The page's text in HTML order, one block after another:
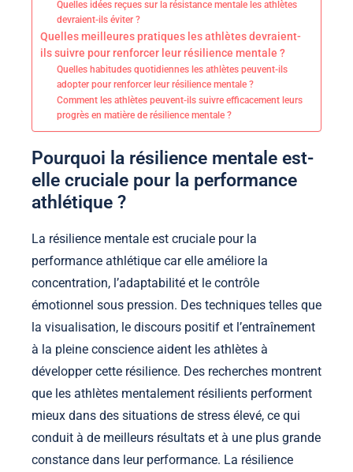
Quelles idées reçues sur la résistance mentale les athlètes
devraient-ils éviter ?
Quelles meilleures pratiques les athlètes devraient-
ils suivre pour renforcer leur résilience mentale ?
Quelles habitudes quotidiennes les athlètes peuvent-ils
adopter pour renforcer leur résilience mentale ?
Comment les athlètes peuvent-ils suivre efficacement leurs
progrès en matière de résilience mentale ?
Pourquoi la résilience mentale est-
elle cruciale pour la performance
athlétique ?
La résilience mentale est cruciale pour la
performance athlétique car elle améliore la
concentration, l’adaptabilité et le contrôle
émotionnel sous pression. Des techniques telles que
la visualisation, le discours positif et l’entraînement
à la pleine conscience aident les athlètes à
développer cette résilience. Des recherches montrent
que les athlètes mentalement résilients performent
mieux dans des situations de stress élevé, ce qui
conduit à de meilleurs résultats et à une plus grande
constance dans leur performance. La résilience